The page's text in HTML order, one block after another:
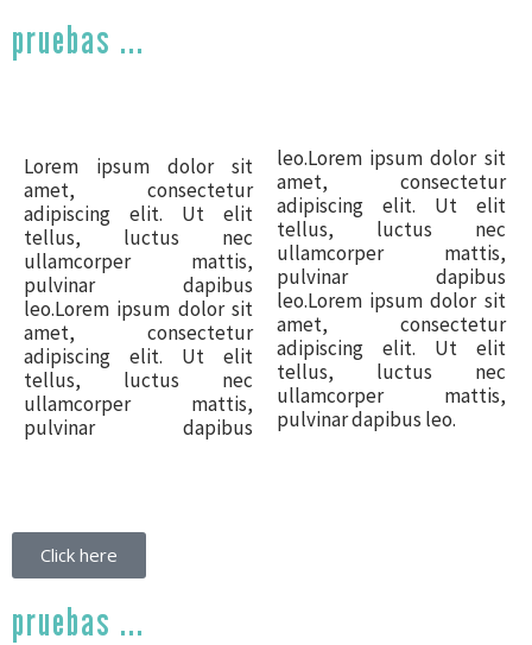
pruebas ...
Lorem ipsum dolor sit
amet, consectetur
adipiscing elit. Ut elit
tellus, luctus nec
ullamcorper mattis,
pulvinar dapibus
leo.Lorem ipsum dolor sit
amet, consectetur
adipiscing elit. Ut elit
tellus, luctus nec
ullamcorper mattis,
pulvinar dapibus
leo.Lorem ipsum dolor sit
amet, consectetur
adipiscing elit. Ut elit
tellus, luctus nec
ullamcorper mattis,
pulvinar dapibus
leo.Lorem ipsum dolor sit
amet, consectetur
adipiscing elit. Ut elit
tellus, luctus nec
ullamcorper mattis,
pulvinar dapibus leo.
Click here
pruebas ...